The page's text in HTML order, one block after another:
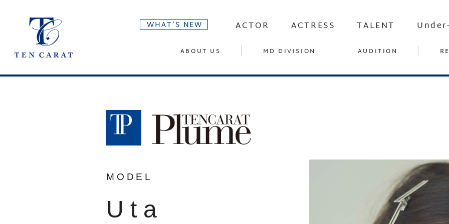
WHAT’S NEW ACTOR ACTRESS TALENT
ABOUT US MD DIVISION AUDITION
MODEL
Uta